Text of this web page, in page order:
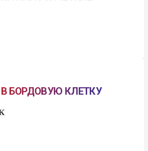
БОРДОВУЮ КЛЕТКУ